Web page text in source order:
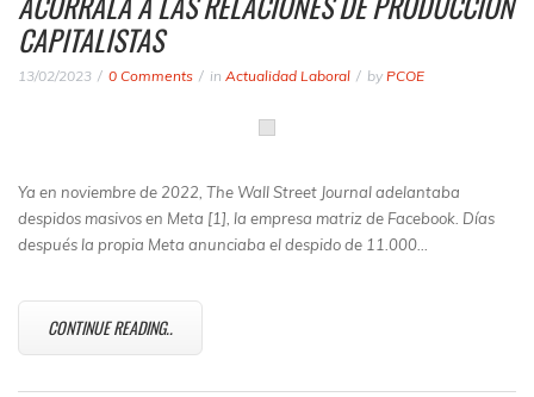
CAPITALISTAS
13/02/2023 0 Comments in Actualidad Laboral by PCOE
Ya en noviembre de 2022, The Wall Street Journaladelantaba
despidos masivos en Meta [1], la empresa matriz de Facebook. Días
después la propia Meta anunciaba el despido de 11.000…
CONTINUE READING..